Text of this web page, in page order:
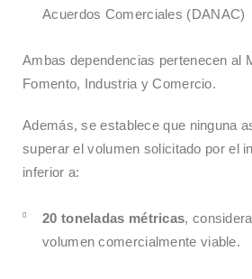
Acuerdos Comerciales (DANAC)
Ambas dependencias pertenecen al
Fomento, Industria y Comercio.
Además, se establece que ninguna
superar el volumen solicitado por el
inferior a:
20 toneladas métricas,
volumen comercialmente viable.